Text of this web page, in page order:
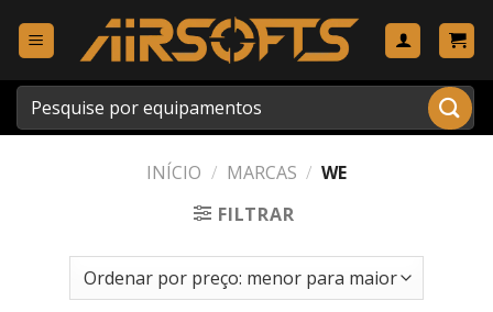
Pesquisar
por:
INÍCIO / MARCAS / WE
FILTRAR